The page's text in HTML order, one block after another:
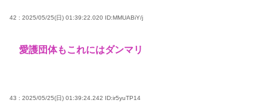
42 : 2025/05/25(日) 01:39:22.020 ID:MMUABiY/j
愛護団体もこれにはダンマリ
43 : 2025/05/25(日) 01:39:24.242 ID:ir5yuTP14